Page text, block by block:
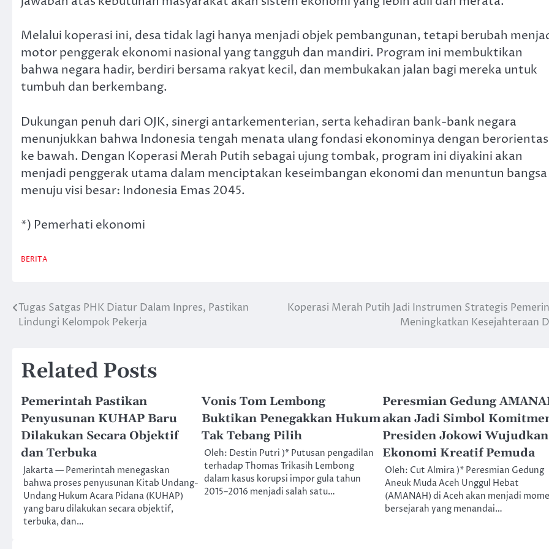
Melalui koperasi ini, desa tidak lagi hanya menjadi objek pembangunan, tetapi berubah
motor penggerak ekonomi nasional yang tangguh dan mandiri. Program ini membuktikan
bahwa negara hadir, berdiri bersama rakyat kecil, dan membukakan jalan bagi mereka untuk
tumbuh dan berkembang.
Dukungan penuh dari OJK, sinergi antarkementerian, serta kehadiran bank-bank negara
menunjukkan bahwa Indonesia tengah menata ulang fondasi ekonominya dengan
ke bawah. Dengan Koperasi Merah Putih sebagai ujung tombak, program ini diyakini akan
menjadi penggerak utama dalam menciptakan keseimbangan ekonomi dan menuntun bangsa
menuju visi besar: Indonesia Emas 2045.
*) Pemerhati ekonomi
BERITA
Post
navigation
Tugas Satgas PHK Diatur Dalam Inpres, Pastikan
Lindungi Kelompok Pekerja
Koperasi Merah Putih Jadi Instrumen Strategis
Meningkatkan Kesejahteraan
Related Posts
Pemerintah Pastikan
Penyusunan KUHAP Baru
Dilakukan Secara Objektif
dan Terbuka
Jakarta — Pemerintah menegaskan
bahwa proses penyusunan Kitab Undang-
Undang Hukum Acara Pidana (KUHAP)
yang baru dilakukan secara objektif,
terbuka, dan…
Vonis Tom Lembong
Buktikan Penegakkan Hukum
Tak Tebang Pilih
Oleh: Destin Putri )* Putusan pengadilan
terhadap Thomas Trikasih Lembong
dalam kasus korupsi impor gula tahun
2015–2016 menjadi salah satu…
Peresmian Gedung
akan Jadi Simbol
Presiden Jokowi Wujudkan
Ekonomi Kreatif Pemuda
Oleh: Cut Almira )* Peresmian Gedung
Aneuk Muda Aceh Unggul Hebat
(AMANAH) di Aceh akan menjadi
bersejarah yang menandai…